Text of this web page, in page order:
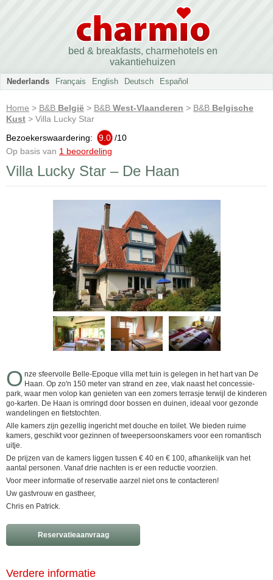
bed & breakfasts, charmehotels en
vakantiehuizen
Nederlands Français English Deutsch Español
Home > B&B België > B&B West-Vlaanderen > B&B Belgische
Kust > Villa Lucky Star
Bezoekerswaardering:
9.0 /10
Op basis van 1 beoordeling
Villa Lucky Star – De Haan
O nze sfeervolle Belle-Epoque villa met tuin is gelegen in het hart van De
Haan. Op zo'n 150 meter van strand en zee, vlak naast het concessie-
park, waar men volop kan genieten van een zomers terrasje terwijl de kinderen
go-karten. De Haan is omringd door bossen en duinen, ideaal voor gezonde
wandelingen en fietstochten.
Alle kamers zijn gezellig ingericht met douche en toilet. We bieden ruime
kamers, geschikt voor gezinnen of tweepersoonskamers voor een romantisch
uitje.
De prijzen van de kamers liggen tussen € 40 en € 100, afhankelijk van het
aantal personen. Vanaf drie nachten is er een reductie voorzien.
Voor meer informatie of reservatie aarzel niet ons te contacteren!
Uw gastvrouw en gastheer,
Chris en Patrick.
Reservatieaanvraag
Verdere informatie